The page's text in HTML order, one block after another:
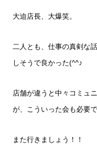
大迫店長、大爆笑。
二人とも、仕事の真剣な
しそうで良かった(^^♪
店舗が違うと中々コミュ
が、こういった会も必要
また行きましょう！！